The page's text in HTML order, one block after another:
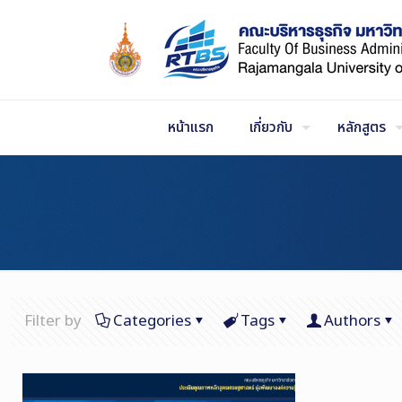
หน้าแรก เกี่ยวกับ หลักสูตร
Filter by Categories Tags Authors